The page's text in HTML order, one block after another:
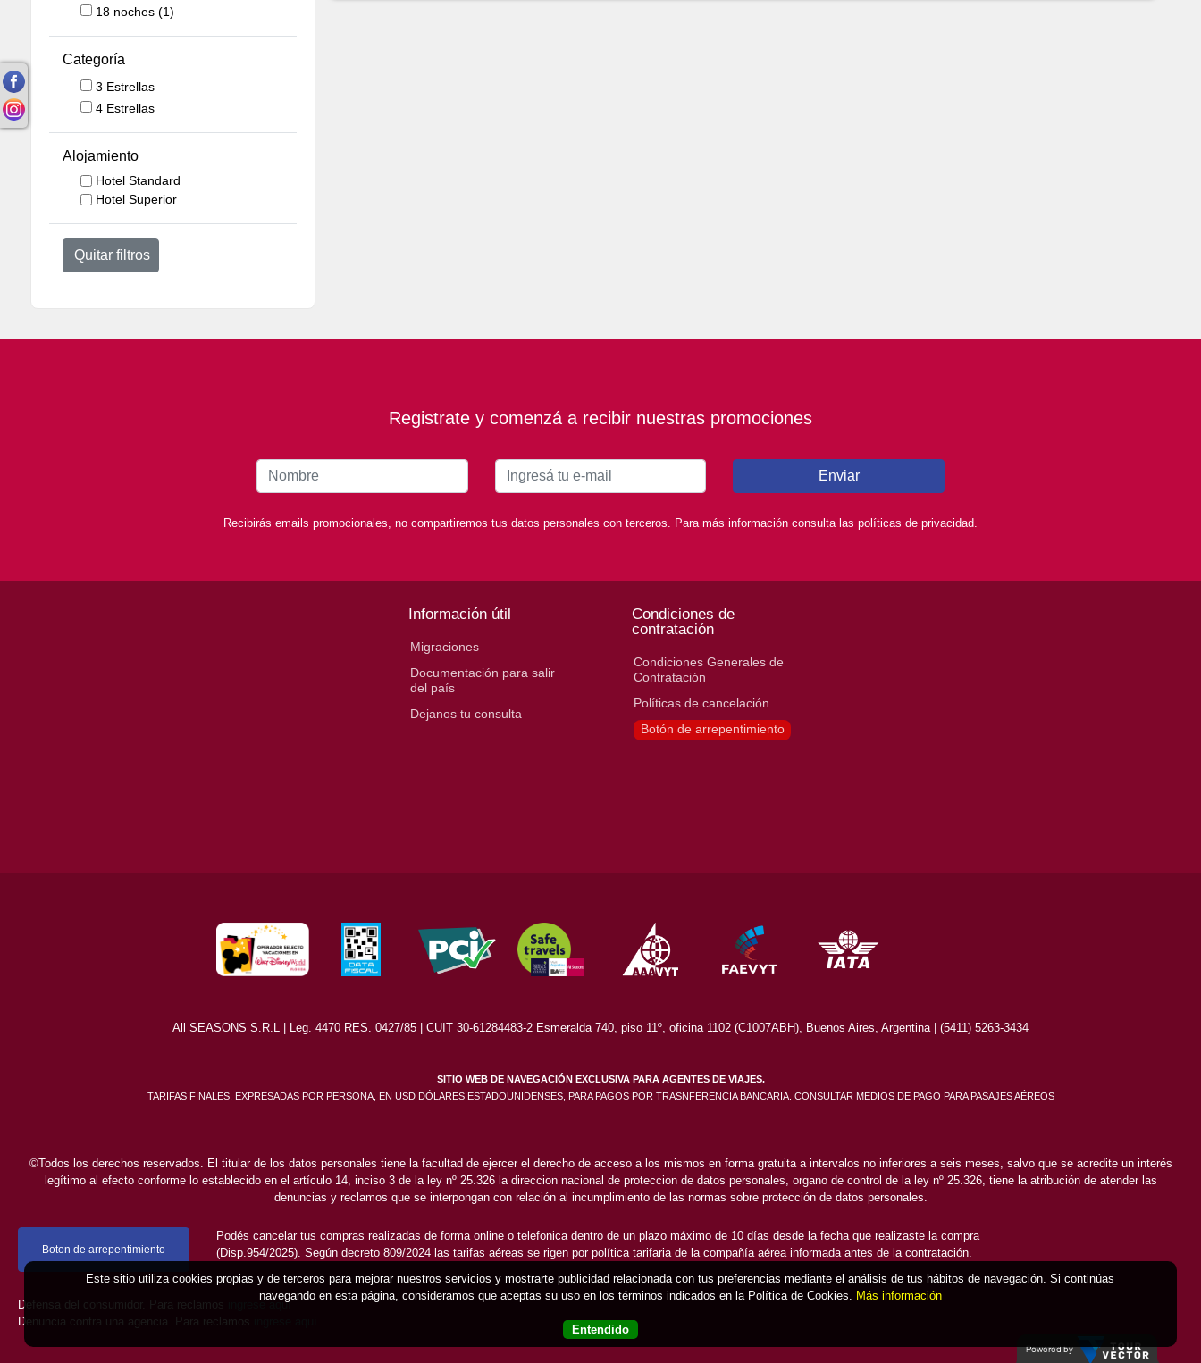
18 noches (1)
Categoría
3 Estrellas
4 Estrellas
Alojamiento
Hotel Standard
Hotel Superior
Quitar filtros
Registrate y comenzá a recibir nuestras promociones
Enviar
Recibirás emails promocionales, no compartiremos tus datos personales con terceros. Para más información consulta las políticas de privacidad.
Información útil
Migraciones
Documentación para salir
del país
Dejanos tu consulta
Condiciones de
contratación
Condiciones Generales de
Contratación
Políticas de cancelación
Botón de arrepentimiento
All SEASONS S.R.L | Leg. 4470 RES. 0427/85 | CUIT 30-61284483-2 Esmeralda 740, piso 11º, oficina 1102 (C1007ABH), Buenos Aires, Argentina | (5411) 5263-3434
SITIO WEB DE NAVEGACIÓN EXCLUSIVA PARA AGENTES DE VIAJES.
TARIFAS FINALES, EXPRESADAS POR PERSONA, EN USD DÓLARES ESTADOUNIDENSES, PARA PAGOS POR TRASNFERENCIA BANCARIA. CONSULTAR MEDIOS DE PAGO PARA PASAJES AÉREOS
©Todos los derechos reservados. El titular de los datos personales tiene la facultad de ejercer el derecho de acceso a los mismos en forma gratuita a intervalos no inferiores a seis meses, salvo que se acredite un interés
legítimo al efecto conforme lo establecido en el artículo 14, inciso 3 de la ley nº 25.326 la direccion nacional de proteccion de datos personales, organo de control de la ley nº 25.326, tiene la atribución de atender las
denuncias y reclamos que se interpongan con relación al incumplimiento de las normas sobre protección de datos personales.
Boton de arrepentimiento
Podés cancelar tus compras realizadas de forma online o telefonica dentro de un plazo máximo de 10 días desde la fecha que realizaste la compra
(Disp.954/2025). Según decreto 809/2024 las tarifas aéreas se rigen por política tarifaria de la compañía aérea informada antes de la contratación.
Defensa del consumidor. Para reclamos
ingrese aquí
Denuncia contra una agencia. Para reclamos
Este sitio utiliza cookies propias y de terceros para mejorar nuestros servicios y mostrarte publicidad relacionada con tus preferencias mediante el análisis de tus hábitos de navegación. Si continúas
navegando en esta página, consideramos que aceptas su uso en los términos indicados en la Política de Cookies. Más información
Entendido